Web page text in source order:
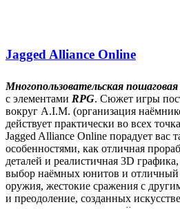
Jagged Alliance Online
Многопользовательская
с элементами RPG. Сюжет игры
вокруг A.I.M. (организация
действует практически во всех
Jagged Alliance Online порадует вас
особенностями, как отличная
деталей и реалистичная 3D
выбор наёмных юнитов и отличный
оружия, жестокие сражения с
и преодоление, созданных